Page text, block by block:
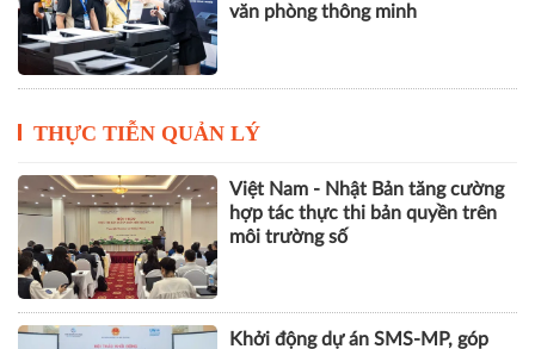
văn phòng thông minh
THỰC TIỄN QUẢN LÝ
Việt Nam - Nhật Bản tăng cường
hợp tác thực thi bản quyền trên
môi trường số
Khởi động dự án SMS-MP, góp